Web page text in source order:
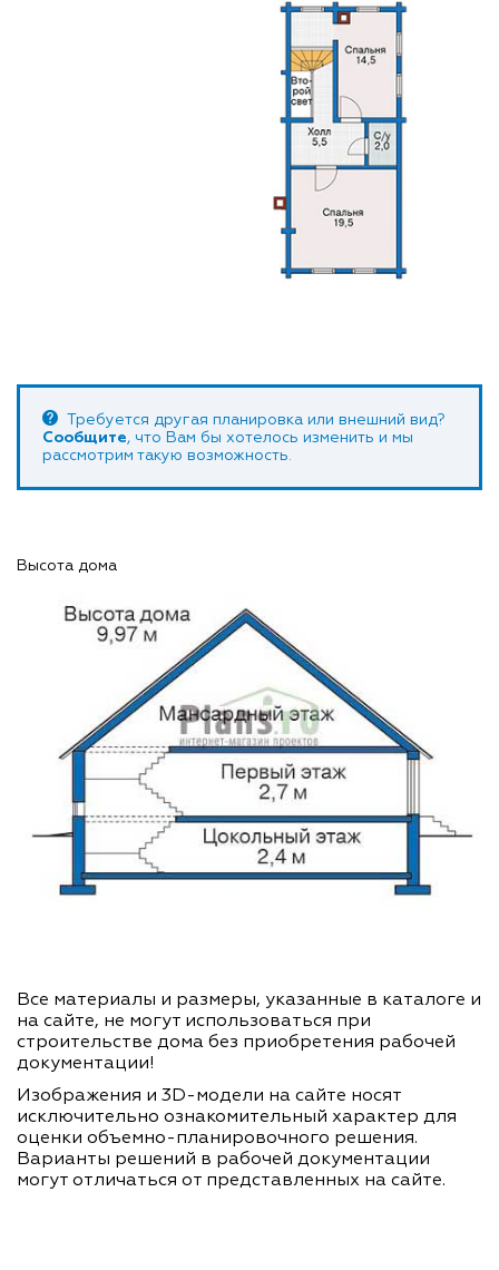
Требуется другая планировка или внешний вид?
Сообщите, что Вам бы хотелось изменить и мы
рассмотрим такую возможность.
Высота дома
Все материалы и размеры, указанные в каталоге и
на сайте, не могут использоваться при
строительстве дома без приобретения рабочей
документации!
Изображения и 3D-модели на сайте носят
исключительно ознакомительный характер для
оценки объемно-планировочного решения.
Варианты решений в рабочей документации
могут отличаться от представленных на сайте.